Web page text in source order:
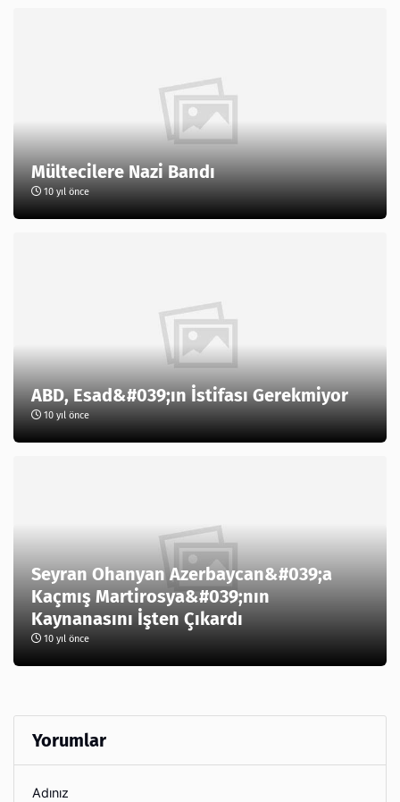
Mültecilere Nazi Bandı
10 yıl önce
ABD, Esad&#039;ın İstifası Gerekmiyor
10 yıl önce
Seyran Ohanyan Azerbaycan&#039;a
Kaçmış Martirosya&#039;nın
Kaynanasını İşten Çıkardı
10 yıl önce
Yorumlar
Adınız